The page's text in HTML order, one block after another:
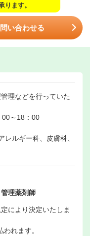
ります。
い合わせる
理などを行っていた
00～18：00
ルギー科、皮膚科、
理薬剤師
により決定いたしま
れます。